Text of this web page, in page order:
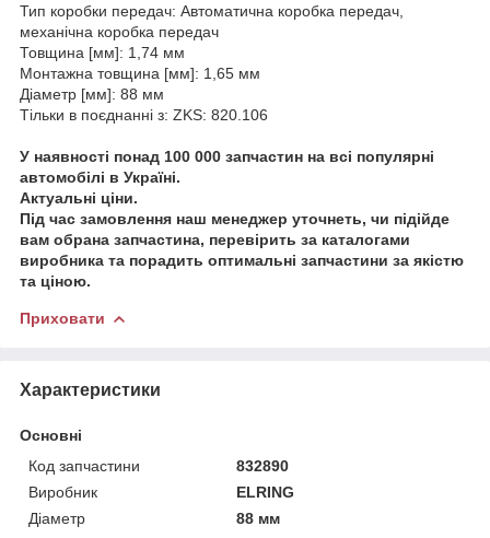
Тип коробки передач: Автоматична коробка передач,
механічна коробка передач
Товщина [мм]: 1,74 мм
Монтажна товщина [мм]: 1,65 мм
Діаметр [мм]: 88 мм
Тільки в поєднанні з: ZKS: 820.106
У наявності понад 100 000 запчастин на всі популярні
автомобілі в Україні.
Актуальні ціни.
Під час замовлення наш менеджер уточнеть, чи підійде
вам обрана запчастина, перевірить за каталогами
виробника та порадить оптимальні запчастини за якістю
та ціною.
Приховати
Характеристики
Основні
Код запчастини
832890
Виробник
ELRING
Діаметр
88 мм